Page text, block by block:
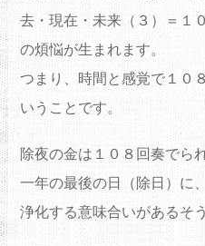
去・現在・未来（３）＝１
の煩悩が生まれます。
つまり、時間と感覚で１０
いうことです。
除夜の金は１０８回奏でら
一年の最後の日（除日）に
浄化する意味合いがあるそ